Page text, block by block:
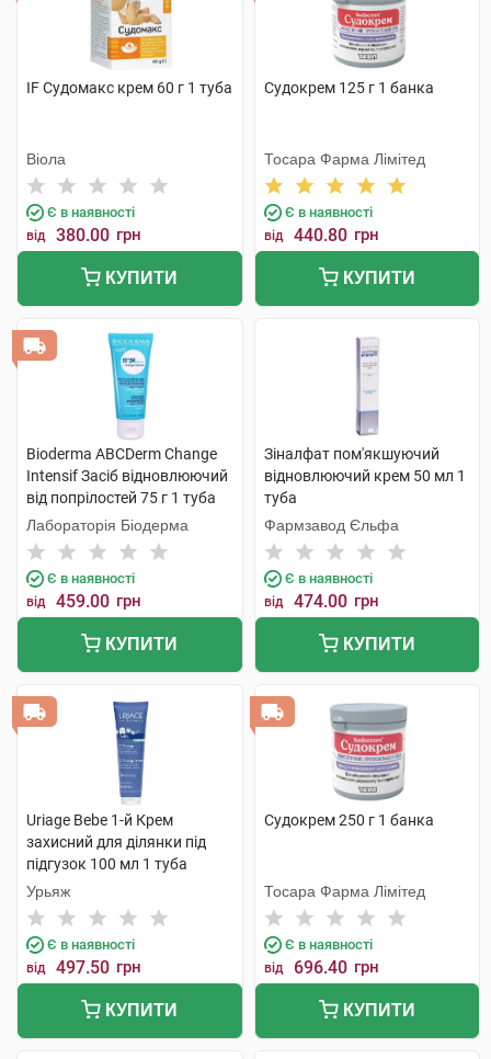
IF Судомакс крем 60 г 1 туба
Віола
Є в наявності
від 380.00 грн
КУПИТИ
Судокрем 125 г 1 банка
Тосара Фарма Лімітед
Є в наявності
від 440.80 грн
КУПИТИ
Bioderma ABCDerm Change
Intensif Засіб відновлюючий
від попрілостей 75 г 1 туба
Лабораторія Біодерма
Є в наявності
від 459.00 грн
КУПИТИ
Зіналфат пом'якшуючий
відновлюючий крем 50 мл 1
туба
Фармзавод Єльфа
Є в наявності
від 474.00 грн
КУПИТИ
Uriage Bebe 1-й Крем
захисний для ділянки під
підгузок 100 мл 1 туба
Урьяж
Є в наявності
від 497.50 грн
КУПИТИ
Судокрем 250 г 1 банка
Тосара Фарма Лімітед
Є в наявності
від 696.40 грн
КУПИТИ